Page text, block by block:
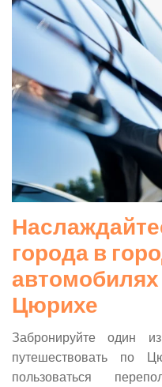
города в
Цюрихе
Забронируйте один
путешествовать по
пользоваться